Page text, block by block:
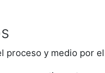
proceso y medio por